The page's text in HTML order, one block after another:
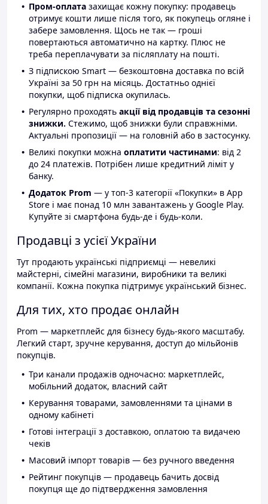
Пром-оплата захищає кожну покупку: продавець
отримує кошти лише після того, як покупець огляне і
забере замовлення. Щось не так — гроші
повертаються автоматично на картку. Плюс не
треба переплачувати за післяплату на пошті.
З підпискою Smart — безкоштовна доставка по всій
Україні за 50 грн на місяць. Достатньо однієї
покупки, щоб підписка окупилась.
Регулярно проходять акції від продавців та сезонні
знижки. Стежимо, щоб знижки були справжніми.
Актуальні пропозиції — на головній або в застосунку.
Великі покупки можна оплатити частинами: від 2
до 24 платежів. Потрібен лише кредитний ліміт у
банку.
Додаток Prom — у топ-3 категорії «Покупки» в App
Store і має понад 10 млн завантажень у Google Play.
Купуйте зі смартфона будь-де і будь-коли.
Продавці з усієї України
Тут продають українські підприємці — невеликі
майстерні, сімейні магазини, виробники та великі
компанії. Кожна покупка підтримує український бізнес.
Для тих, хто продає онлайн
Prom — маркетплейс для бізнесу будь-якого масштабу.
Легкий старт, зручне керування, доступ до мільйонів
покупців.
Три канали продажів одночасно: маркетплейс,
мобільний додаток, власний сайт
Керування товарами, замовленнями та цінами в
одному кабінеті
Готові інтеграції з доставкою, оплатою та видачею
чеків
Масовий імпорт товарів — без ручного введення
Рейтинг покупців — продавець бачить досвід
покупця ще до підтвердження замовлення